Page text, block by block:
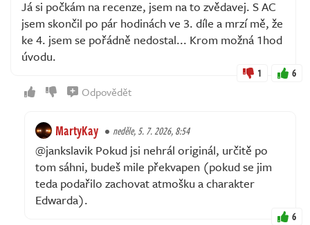
Já si počkám na recenze, jsem na to zvědavej. S AC
jsem skončil po pár hodinách ve 3. díle a mrzí mě, že
ke 4. jsem se pořádně nedostal... Krom možná 1hod
úvodu.
1 6
Odpovědět
MartyKay neděle, 5. 7. 2026, 8:54
@jankslavik Pokud jsi nehrál originál, určitě po
tom sáhni, budeš mile překvapen (pokud se jim
teda podařilo zachovat atmošku a charakter
Edwarda).
6